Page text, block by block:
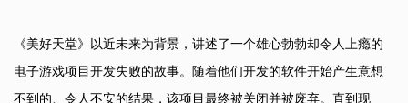
《美好天堂》以近未来为背景，讲述了一个雄心勃勃却令人上瘾的
电子游戏项目开发失败的故事。随着他们开发的软件开始产生意想
不到的、令人不安的结果，该项目最终被关闭并被废弃。直到现